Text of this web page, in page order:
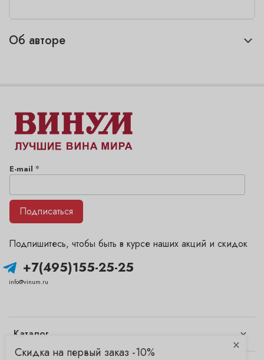
Об авторе
Каталог
+7(495)155-25-25
info@vinum.ru
Подпишитесь, чтобы быть в курсе наших акций и скидок
E-mail *
Подписаться
×
Скидка на первый заказ -10%